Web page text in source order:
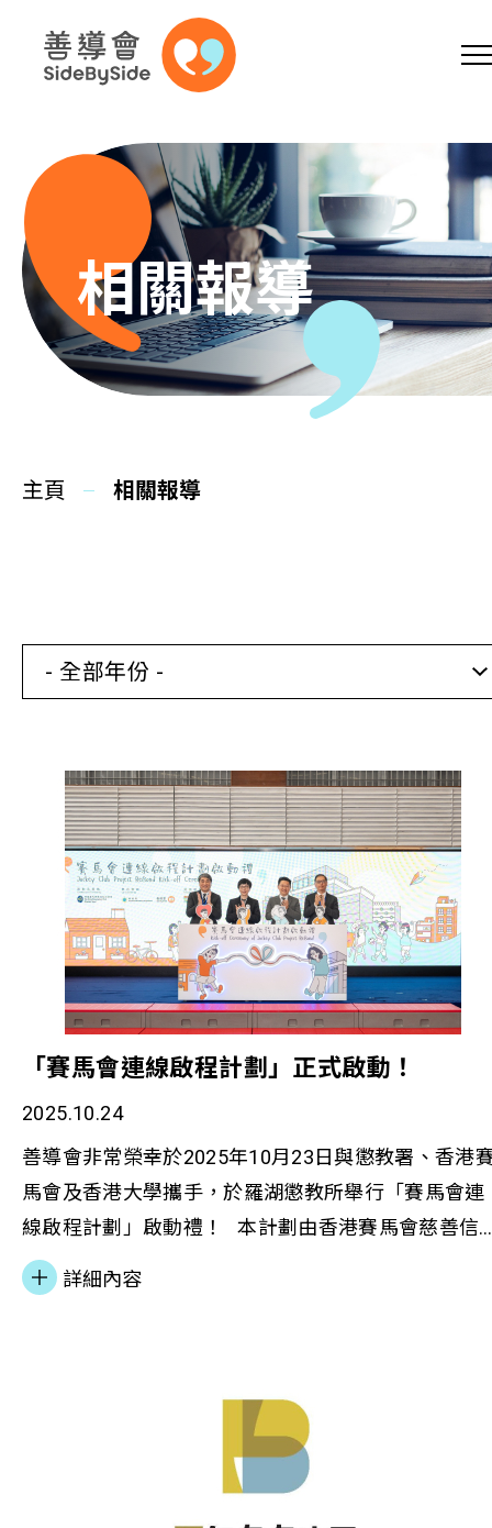
跳到內容（按回車鍵）
A A A EN
主頁
同你講故事
相關報導
關於本會
聯絡我們
相關報導
主頁 相關報導
- 全部年份 -
「賽馬會連線啟程計劃」正式啟動！
2025.10.24
善導會非常榮幸於2025年10月23日與懲教署、香港
馬會及香港大學攜手，於羅湖懲教所舉行「賽馬會連
線啟程計劃」啟動禮！ 本計劃由香港賽馬會慈善信
基金策劃及捐助，懲教署與善導會聯合策劃，並由香
港大學擔任知識夥伴，致力為刑期少於一年的在囚人
Theory）」理念，計劃提供從院所到社區的無縫接軌
多元支援服務，協助在囚及更生人士訂立目標，並於
更生歷程中逐步重建與他人的關係，強化正向價值
詳細內容